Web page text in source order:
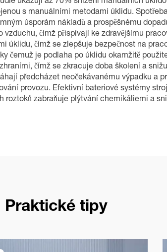
s manuálními metodami úklidu.
úsporám nákladů a prospěšnému
čímž přispívají ke zdravějšímu
úklidu, čímž se zlepšuje bezpečnost na
čemuž je podlaha po úklidu okamžitě
čímž se zkracuje doba školení a
předcházet neočekávanému výpadku a
provozu. Efektivní bateriové systémy
zabraňuje plýtvání chemikáliemi a
Praktické tipy